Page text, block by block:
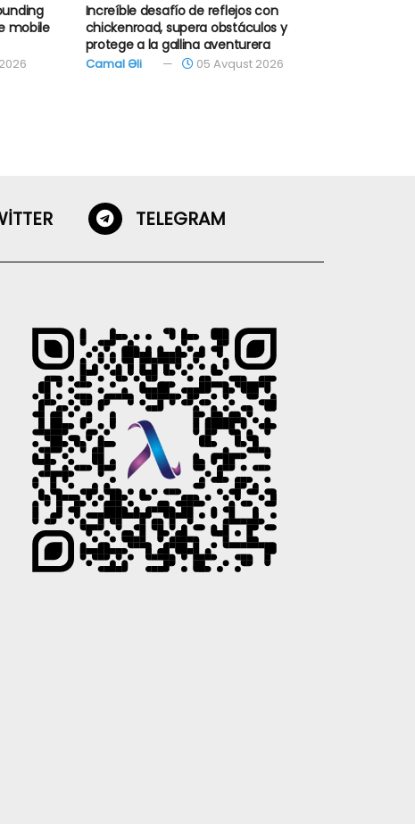
mobile
Increíble desafío de reflejos con
chickenroad, supera obstáculos y
protege a la gallina aventurera
Camal Əli 05 Avqust 2026
TELEGRAM